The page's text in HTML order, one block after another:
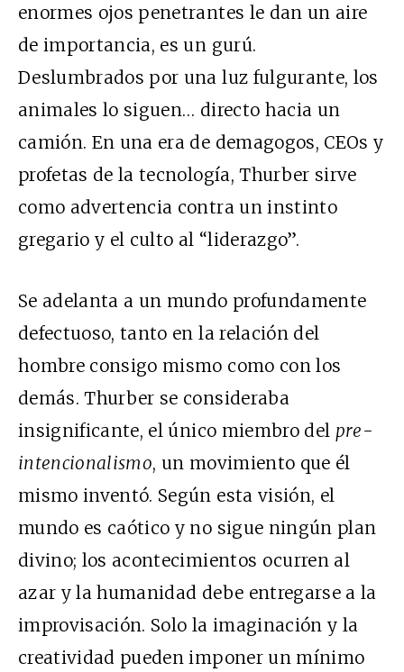
enormes ojos penetrantes le dan un aire
de importancia, es un gurú.
Deslumbrados por una luz fulgurante, los
animales lo siguen… directo hacia un
camión. En una era de demagogos, CEOs y
profetas de la tecnología, Thurber sirve
como advertencia contra un instinto
gregario y el culto al “liderazgo”.
Se adelanta a un mundo profundamente
defectuoso, tanto en la relación del
hombre consigo mismo como con los
demás. Thurber se consideraba
insignificante, el único miembro del pre-
intencionalismo, un movimiento que él
mismo inventó. Según esta visión, el
mundo es caótico y no sigue ningún plan
divino; los acontecimientos ocurren al
azar y la humanidad debe entregarse a la
improvisación. Solo la imaginación y la
creatividad pueden imponer un mínimo